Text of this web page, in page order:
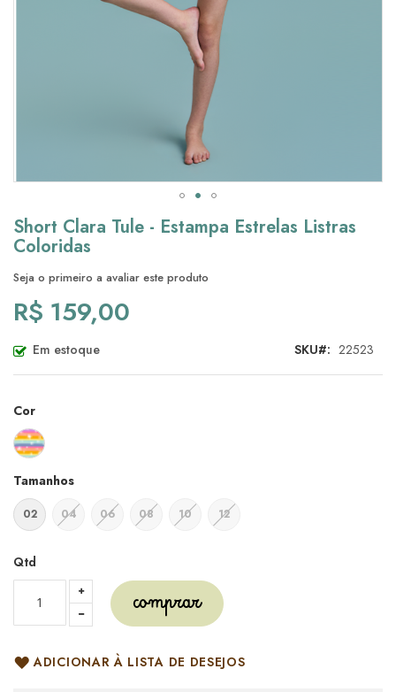
Short Clara Tule - Estampa Estrelas Listras
Coloridas
Seja o primeiro a avaliar este produto
R$ 159,00
Em estoque SKU 22523
Cor
Tamanhos
02 04 06 08 10 12
Qtd
comprar
ADICIONAR À LISTA DE DESEJOS
Saltar
para
o
início
da
Galeria
de
imagens